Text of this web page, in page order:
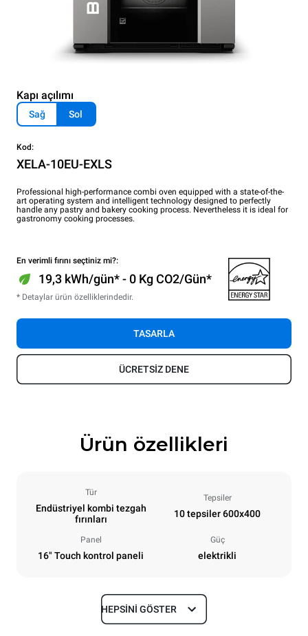
Kapı açılımı
Sağ Sol
Kod:
XELA-10EU-EXLS
Professional high-performance combi oven equipped with a state-of-the-
art operating system and intelligent technology designed to perfectly
handle any pastry and bakery cooking process. Nevertheless it is ideal for
gastronomy cooking processes.
En verimli fırını seçtiniz mi?:
19,3 kWh/gün* - 0 Kg CO2/Gün*
* Detaylar ürün özelliklerindedir.
TASARLA
ÜCRETSİZ DENE
Ürün özellikleri
Tür
Endüstriyel kombi tezgah
fırınları
Tepsiler
10 tepsiler 600x400
Panel
16" Touch kontrol paneli
Güç
elektrikli
Boyutlar
HEPSINI GÖSTER